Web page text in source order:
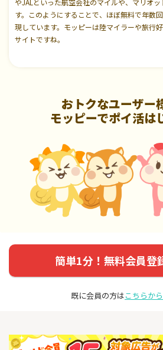
やJALといった航空会社のマイルや、マリオ
す。このようにすることで、ほぼ無料で年数
現しています。モッピーは陸マイラーや旅行
サイトですね。
おトクなユーザー
モッピーでポイ活は
簡単1分！無料会員登
既に会員の方はこちらか